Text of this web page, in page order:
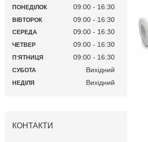
ПОНЕДІЛОК 09:00 16:30
ВІВТОРОК 09:00 16:30
СЕРЕДА 09:00 16:30
ЧЕТВЕР 09:00 16:30
ПʼЯТНИЦЯ 09:00 16:30
СУБОТА Вихідний
НЕДІЛЯ Вихідний
КОНТАКТИ